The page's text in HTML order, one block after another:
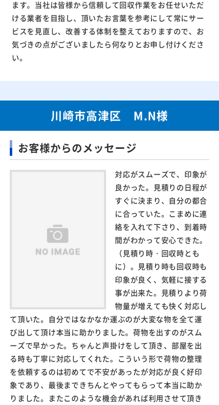
ます。当社は皆様から信頼して回収作業をお任せいただ
ける業者を目指し、頂いたお言葉を参考にして常にサー
ビスを見直し、改善する体制を整えておりますので、お
気づきの点がございましたら何なりとお申し付けくださ
い。
川崎市高津区 M.N様
お客様からのメッセージ
対応がスムーズで、印象が
良かった。見積りの日程が
すぐに決まり、自分の都合
に合っていた。こまめに連
絡を入れて下さり、到着時
間がわかって安心できた。
（見積り時・回収時とも
に）。見積り時も回収時も
印象が良く、気軽に接する
事が出来た。見積りより荷
物量が増えても快く対応し
て頂いた。自分ではなかなか運ぶのが大変な物を全て運
び出して頂け本当に助かりました。荷物を出すのがスム
ーズで早かった。ちゃんと声掛けをして頂き、部屋を出
る時も丁寧に対応してくれた。こういう形で荷物の整理
を依頼するのは初めてで不安があったが対応が良く好印
象であり、最後まできちんとやってもらって本当に助か
りました。またこのような機会があれば利用させて頂き